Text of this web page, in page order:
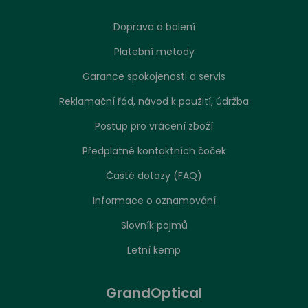
Doprava a balení
Platební metody
Garance spokojenosti a servis
Reklamační řád, návod k použití, údržba
Postup pro vrácení zboží
Předplatné kontaktních čoček
Časté dotazy (FAQ)
Informace o oznamování
Slovník pojmů
Letní kemp
GrandOptical